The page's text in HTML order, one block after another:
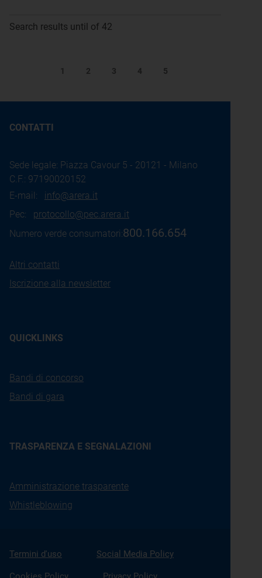
Search results until of 42
1 2 3 4 5
CONTATTI
Sede legale: Piazza Cavour 5 - 20121 - Milano
C.F.: 97190020152
E-mail: info@arera.it
Pec: protocollo@pec.arera.it
Numero verde consumatori:800.166.654
Altri contatti
Iscrizione alla newsletter
QUICKLINKS
Bandi di concorso
Bandi di gara
TRASPARENZA E SEGNALAZIONI
Amministrazione trasparente
Whistleblowing
Termini d'uso Social Media Policy